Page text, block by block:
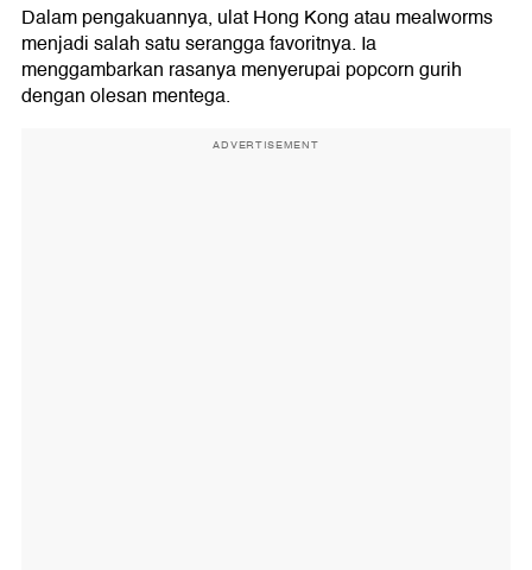
Dalam pengakuannya, ulat Hong Kong atau mealworms
menjadi salah satu serangga favoritnya. Ia
menggambarkan rasanya menyerupai popcorn gurih
dengan olesan mentega.
ADVERTISEMENT